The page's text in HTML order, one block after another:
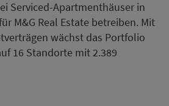
Serviced-Apartmenthäuser in
M&G Real Estate betreiben. Mit
wächst das Portfolio
16 Standorte mit 2.389